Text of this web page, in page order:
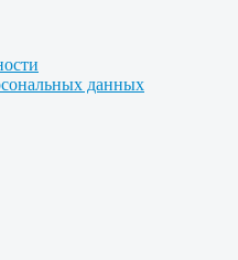
данных